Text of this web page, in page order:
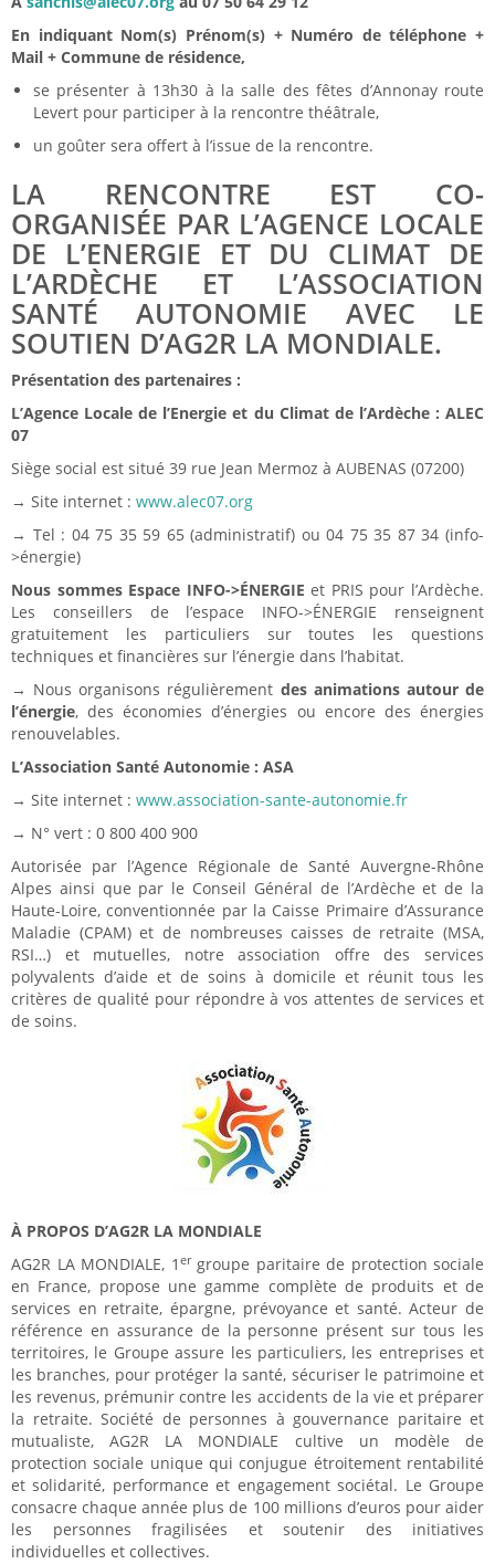
En indiquant Nom(s) Prénom(s) + Numéro de téléphone +
Mail + Commune de résidence,
se présenter à 13h30 à la salle des fêtes d’Annonay route
Levert pour participer à la rencontre théâtrale,
un goûter sera offert à l’issue de la rencontre.
LA RENCONTRE EST CO-
ORGANISÉE PAR L’AGENCE LOCALE
DE L’ENERGIE ET DU CLIMAT DE
L’ARDÈCHE ET L’ASSOCIATION
SANTÉ AUTONOMIE AVEC LE
SOUTIEN D’AG2R LA MONDIALE.
Présentation des partenaires :
L’Agence Locale de l’Energie et du Climat de l’Ardèche : ALEC
07
Siège social est situé 39 rue Jean Mermoz à AUBENAS (07200)
→ Site internet : www.alec07.org
→ Tel : 04 75 35 59 65 (administratif) ou 04 75 35 87 34 (info-
>énergie)
Nous sommes Espace INFO->ÉNERGIE et PRIS pour l’Ardèche.
Les conseillers de l’espace INFO->ÉNERGIE renseignent
gratuitement les particuliers sur toutes les questions
techniques et financières sur l’énergie dans l’habitat.
→ Nous organisons régulièrement des animations autour de
l’énergie, des économies d’énergies ou encore des énergies
renouvelables.
L’Association Santé Autonomie : ASA
→ Site internet : www.association-sante-autonomie.fr
→ N° vert : 0 800 400 900
Autorisée par l’Agence Régionale de Santé Auvergne-Rhône
Alpes ainsi que par le Conseil Général de l’Ardèche et de la
Haute-Loire, conventionnée par la Caisse Primaire d’Assurance
Maladie (CPAM) et de nombreuses caisses de retraite (MSA,
RSI…) et mutuelles, notre association offre des services
polyvalents d’aide et de soins à domicile et réunit tous les
critères de qualité pour répondre à vos attentes de services et
de soins.
À PROPOS D’AG2R LA MONDIALE
AG2R LA MONDIALE, 1 ergroupe paritaire de protection sociale
en France, propose une gamme complète de produits et de
services en retraite, épargne, prévoyance et santé. Acteur de
référence en assurance de la personne présent sur tous les
territoires, le Groupe assure les particuliers, les entreprises et
les branches, pour protéger la santé, sécuriser le patrimoine et
les revenus, prémunir contre les accidents de la vie et préparer
la retraite. Société de personnes à gouvernance paritaire et
mutualiste, AG2R LA MONDIALE cultive un modèle de
protection sociale unique qui conjugue étroitement rentabilité
et solidarité, performance et engagement sociétal. Le Groupe
consacre chaque année plus de 100 millions d’euros pour aider
les personnes fragilisées et soutenir des initiatives
individuelles et collectives.